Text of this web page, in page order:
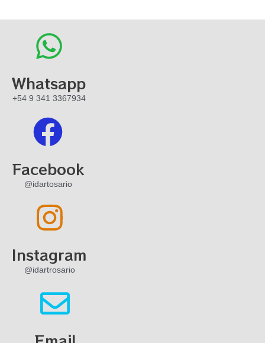
Whatsapp
+54 9 341 3367934
Facebook
@idartosario
Instagram
@idartrosario